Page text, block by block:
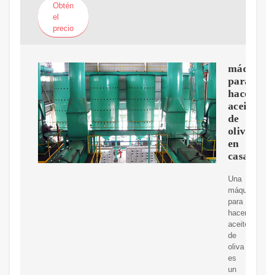
Obtén
el
precio
para
hacer
aceite
de
oliva
en
casa
Una
máquina
para
hacer
aceite
de
oliva
es
un